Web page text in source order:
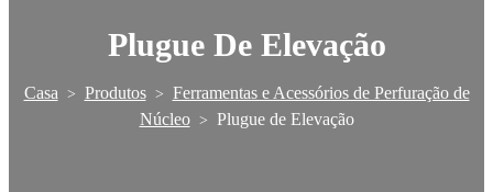
Plugue De Elevação
Casa> Produtos> Ferramentas e Acessórios de Perfuração de
Núcleo> Plugue de Elevação